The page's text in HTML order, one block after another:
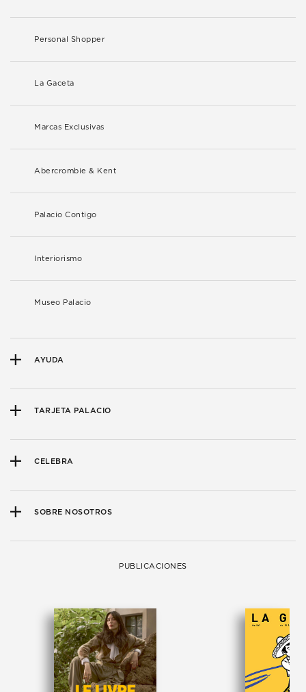
Personal Shopper
La Gaceta
Marcas Exclusivas
Abercrombie & Kent
Palacio Contigo
Interiorismo
Museo Palacio
AYUDA
TARJETA PALACIO
CELEBRA
SOBRE NOSOTROS
PUBLICACIONES